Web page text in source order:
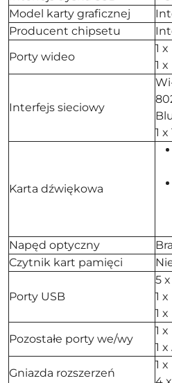
Model karty graficznej
Producent chipsetu
Porty wideo
1
1
Interfejs sieciowy
1
Karta dźwiękowa
Napęd optyczny
Czytnik kart pamięci
Porty USB
5
1
1
Pozostałe porty we/wy
1
1
Gniazda rozszerzeń
1